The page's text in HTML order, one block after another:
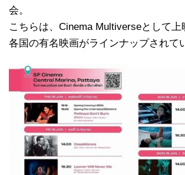
会。
こちらは、Cinema Multiverseとして上
各国の有名映画がラインナップされて